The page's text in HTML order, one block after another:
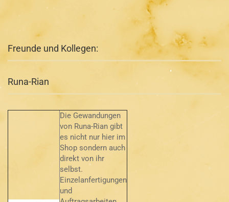
Freunde und Kollegen:
Runa-Rian
Die Gewandungen
von Runa-Rian gibt
es nicht nur hier im
Shop sondern auch
direkt von ihr
selbst.
Einzelanfertigungen
und